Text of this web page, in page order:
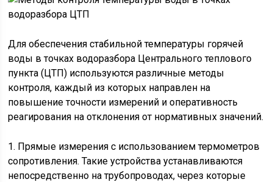
Для обеспечения стабильной температуры горячей
воды в точках водоразбора Центрального теплового
пункта (ЦТП) используются различные методы
контроля, каждый из которых направлен на
повышение точности измерений и оперативность
реагирования на отклонения от нормативных значений.
1. Прямые измерения с использованием термометров
сопротивления. Такие устройства устанавливаются
непосредственно на трубопроводах, через которые